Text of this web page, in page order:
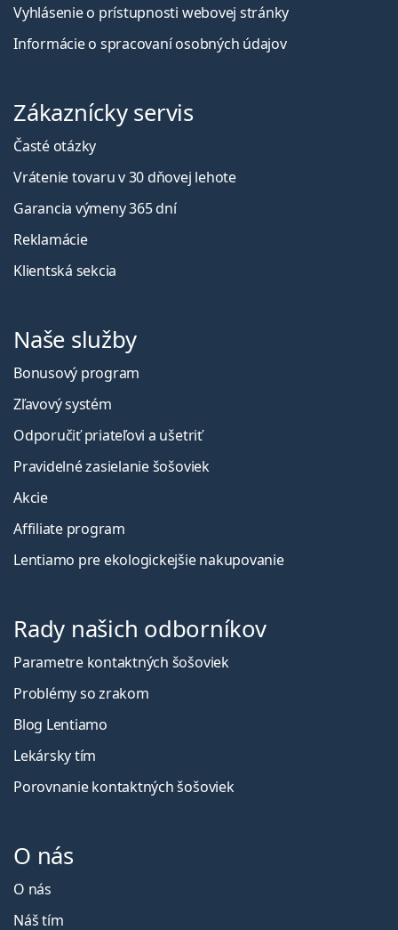
Vyhlásenie o prístupnosti webovej stránky
Informácie o spracovaní osobných údajov
Zákaznícky servis
Časté otázky
Vrátenie tovaru v 30 dňovej lehote
Garancia výmeny 365 dní
Reklamácie
Klientská sekcia
Naše služby
Bonusový program
Zľavový systém
Odporučiť priateľovi a ušetriť
Pravidelné zasielanie šošoviek
Akcie
Affiliate program
Lentiamo pre ekologickejšie nakupovanie
Rady našich odborníkov
Parametre kontaktných šošoviek
Problémy so zrakom
Blog Lentiamo
Lekársky tím
Porovnanie kontaktných šošoviek
O nás
O nás
Náš tím